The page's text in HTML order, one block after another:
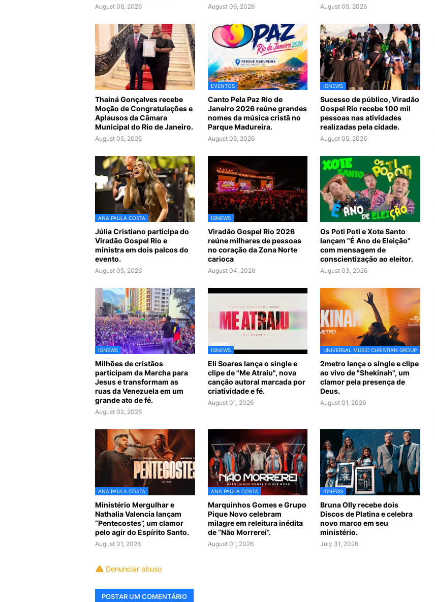
August 06, 2026 August 06, 2026 August 05, 2026
Thainá Gonçalves recebe
Moção de Congratulações e
Aplausos da Câmara
Municipal do Rio de Janeiro.
August 05, 2026
EVENTOS
Canto Pela Paz Rio de
Janeiro 2026 reúne grandes
nomes da música cristã no
Parque Madureira.
August 05, 2026
IGNEWS
Sucesso de público, Viradão
Gospel Rio recebe 100 mil
pessoas nas atividades
realizadas pela cidade.
August 05, 2026
ANA PAULA COSTA
Júlia Cristiano participa do
Viradão Gospel Rio e
ministra em dois palcos do
evento.
August 05, 2026
IGNEWS
Viradão Gospel Rio 2026
reúne milhares de pessoas
no coração da Zona Norte
carioca
August 04, 2026
Os Poti Poti e Xote Santo
lançam "É Ano de Eleição"
com mensagem de
conscientização ao eleitor.
August 03, 2026
IGNEWS
Milhões de cristãos
participam da Marcha para
Jesus e transformam as
ruas da Venezuela em um
grande ato de fé.
August 02, 2026
IGNEWS
Eli Soares lança o single e
clipe de "Me Atraiu", nova
canção autoral marcada por
criatividade e fé.
August 01, 2026
UNIVERSAL MUSIC CHRISTIAN GROUP
2metro lança o single e clipe
ao vivo de "Shekinah", um
clamor pela presença de
Deus.
August 01, 2026
ANA PAULA COSTA
Ministério Mergulhar e
Nathalia Valencia lançam
“Pentecostes”, um clamor
pelo agir do Espírito Santo.
August 01, 2026
ANA PAULA COSTA
Marquinhos Gomes e Grupo
Pique Novo celebram
milagre em releitura inédita
de “Não Morrerei”.
August 01, 2026
IGNEWS
Bruna Olly recebe dois
Discos de Platina e celebra
novo marco em seu
ministério.
July 31, 2026
Denunciar abuso
POSTAR UM COMENTÁRIO